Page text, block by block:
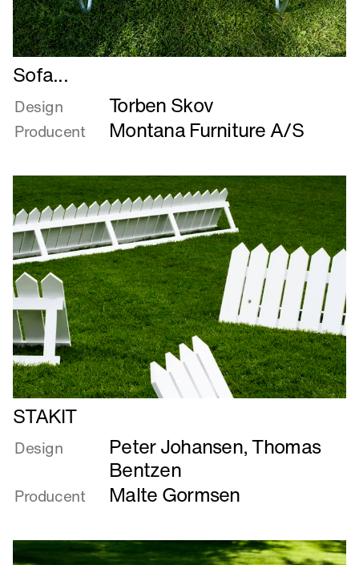
Læs
mere
om
Sofa...
Sofa...
Design Torben Skov
Producent Montana Furniture A/S
Læs
mere
om
STAKIT
Design Peter Johansen,Thomas
Bentzen
Producent Malte Gormsen